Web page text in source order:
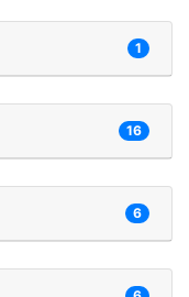
1
16
6